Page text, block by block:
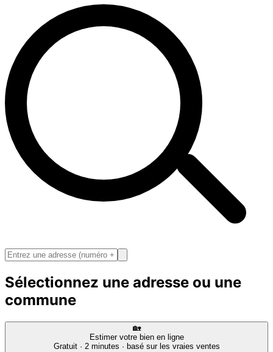
Sélectionnez une adresse ou une
commune
🏡
Estimer votre bien en ligne
Gratuit · 2 minutes · basé sur les vraies ventes